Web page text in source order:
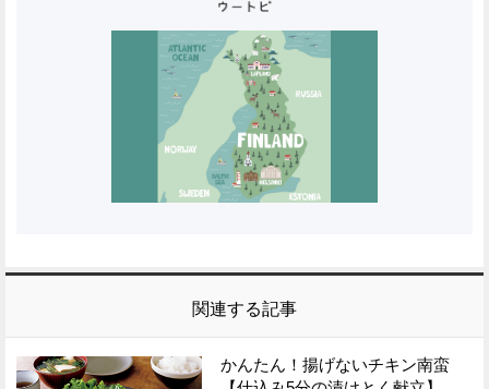
関連する記事
かんたん！揚げないチキン南蛮